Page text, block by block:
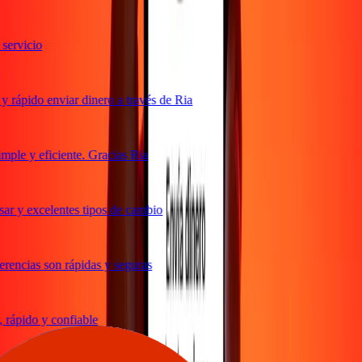
enviar dinero a través de Ria
y eficiente. Gracias Ria
y excelentes tipos de cambio
son rápidas y seguras
y confiable